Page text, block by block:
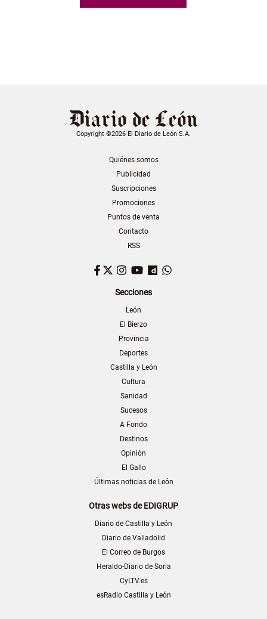
Copyright ©2026 El Diario de León S.A.
Quiénes somos
Publicidad
Suscripciones
Promociones
Puntos de venta
Contacto
RSS
Facebook
TwitterInstagram
YouTubeDailymotion
Secciones
León
El Bierzo
Provincia
Deportes
Castilla y León
Cultura
Sanidad
Sucesos
A Fondo
Destinos
Opinión
El Gallo
Últimas noticias de León
Otras webs de EDIGRUP
Diario de Castilla y León
Diario de Valladolid
El Correo de Burgos
Heraldo-Diario de Soria
CyLTV.es
esRadio Castilla y León